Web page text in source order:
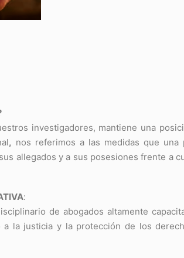
investigadores, mantiene una
, nos referimos a las medidas que
allegados y a sus posesiones frente a
:
de abogados altamente
a la justicia y la protección de los